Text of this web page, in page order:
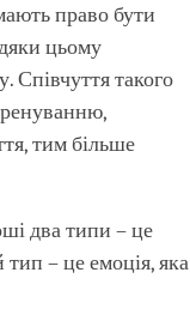
право бути
цьому
Співчуття такого
тим більше
два типи – це
тип – це емоція, яка